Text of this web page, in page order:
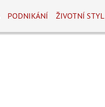
PODNIKÁNÍ ŽIVOTNÍ STYL